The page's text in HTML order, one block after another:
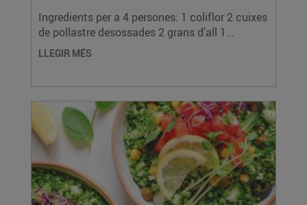
Ingredients per a 4 persones: 1 coliflor 2 cuixes
de pollastre desossades 2 grans d’all 1...
LLEGIR MÉS